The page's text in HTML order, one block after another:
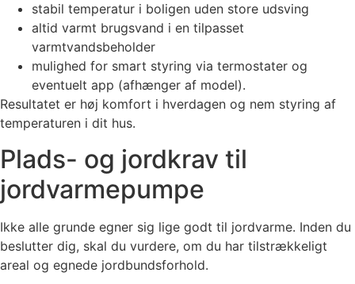
stabil temperatur i boligen uden store udsving
altid varmt brugsvand i en tilpasset
varmtvandsbeholder
mulighed for smart styring via termostater og
eventuelt app (afhænger af model).
Resultatet er høj komfort i hverdagen og nem styring af
temperaturen i dit hus.
Plads- og jordkrav til
jordvarmepumpe
Ikke alle grunde egner sig lige godt til jordvarme. Inden du
beslutter dig, skal du vurdere, om du har tilstrækkeligt
areal og egnede jordbundsforhold.